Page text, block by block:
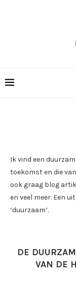
Ik vind een
toekomst en die
ook graag blog
en veel meer. Een
‘duurzaam’.
DE
VAN DE